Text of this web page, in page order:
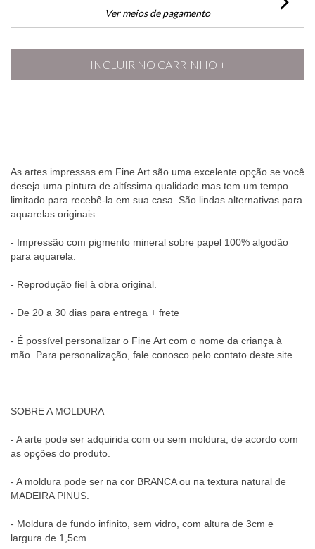
Ver meios de pagamento
As artes impressas em Fine Art são uma excelente opção se você
deseja uma pintura de altíssima qualidade mas tem um tempo
limitado para recebê-la em sua casa. São lindas alternativas para
aquarelas originais.
- Impressão com pigmento mineral sobre papel 100% algodão
para aquarela.
- Reprodução fiel à obra original.
- De 20 a 30 dias para entrega + frete
- É possível personalizar o Fine Art com o nome da criança à
mão. Para personalização, fale conosco pelo contato deste site.
SOBRE A MOLDURA
- A arte pode ser adquirida com ou sem moldura, de acordo com
as opções do produto.
- A moldura pode ser na cor BRANCA ou na textura natural de
MADEIRA PINUS.
- Moldura de fundo infinito, sem vidro, com altura de 3cm e
largura de 1,5cm.